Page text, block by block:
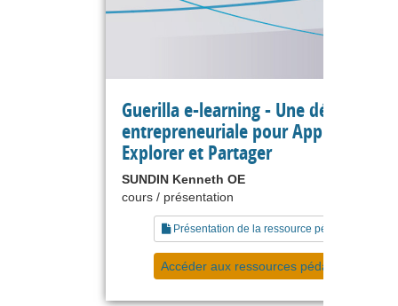
Guerilla e-learning - Une démarche
entrepreneuriale pour Apprendre,
Explorer et Partager
SUNDIN Kenneth OE
cours / présentation
Présentation de la ressource pédagogique
Accéder aux ressources pédagogiques